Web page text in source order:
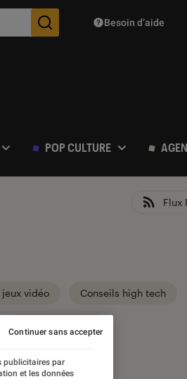
Des suggestions de
Besoin d’aide
POP CULTURE
Flux
jeux vidéo Conseils high tech
publicitaires par
et les données
Continuer sans accepter